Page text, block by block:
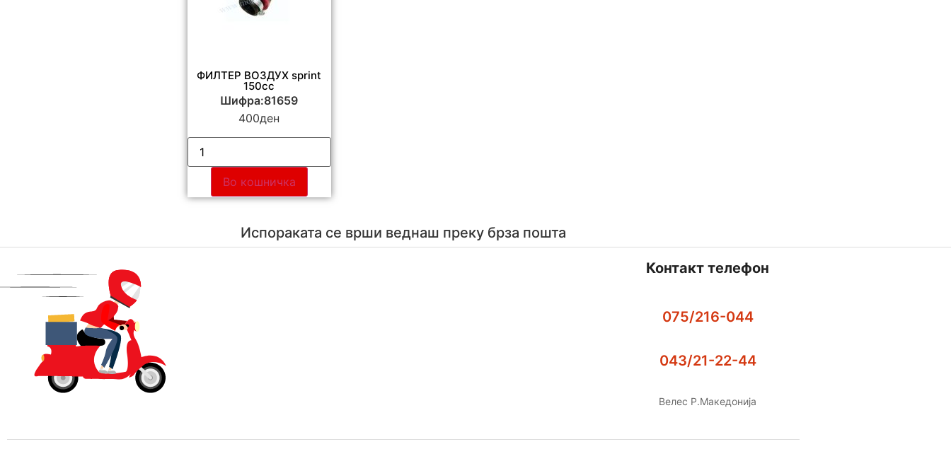
ФИЛТЕР ВОЗДУХ sprint
150cc
Шифра:81659
400ден
Во кошничка
Испораката се врши веднаш преку брза пошта
Контакт телефон
075/216-044
043/21-22-44
Велес Р.Македонија